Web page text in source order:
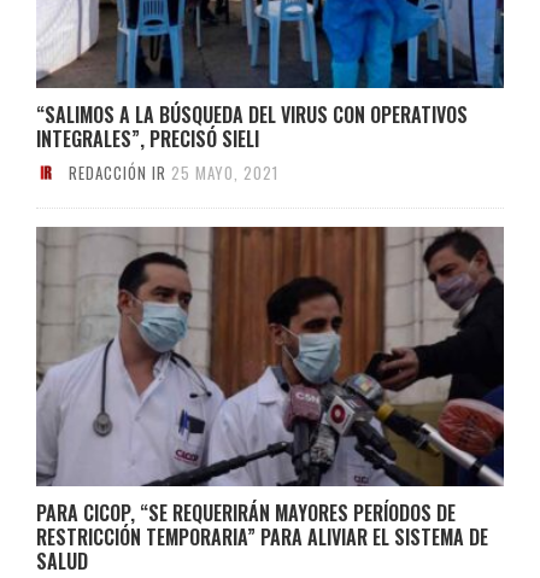
“SALIMOS A LA BÚSQUEDA DEL VIRUS CON OPERATIVOS
INTEGRALES”, PRECISÓ SIELI
REDACCIÓN IR 25 MAYO, 2021
PARA CICOP, “SE REQUERIRÁN MAYORES PERÍODOS DE
RESTRICCIÓN TEMPORARIA” PARA ALIVIAR EL SISTEMA DE
SALUD